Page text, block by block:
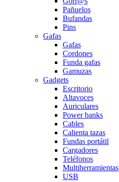
Pañuelos
Bufandas
Pins
Gafas
Gafas
Cordones
Funda gafas
Gamuzas
Gadgets
Escritorio
Altavoces
Auriculares
Power banks
Cables
Calienta tazas
Fundas portátil
Cargadores
Teléfonos
Multiherramientas
USB